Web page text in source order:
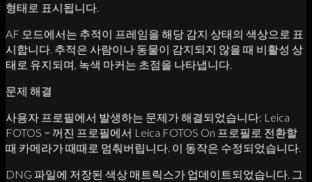
형태로 표시됩니다.
AF 모드에서는 추적이 프레임을 해당 감지 상태의 색상으로 표
시합니다. 추적은 사람이나 동물이 감지되지 않을 때 비활성 상
태로 유지되며, 녹색 마커는 초점을 나타냅니다.
문제 해결
사용자 프로필에서 발생하는 문제가 해결되었습니다: Leica
FOTOS = 꺼진 프로필에서 Leica FOTOS On 프로필로 전환할
때 카메라가 때때로 멈춰버립니다. 이 동작은 수정되었습니다.
DNG 파일에 저장된 색상 매트릭스가 업데이트되었습니다. 그